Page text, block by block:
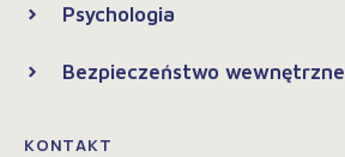
Psychologia
Bezpieczeństwo wewnętrzne
KONTAKT